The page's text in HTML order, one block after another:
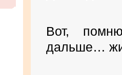
Вот,
дальше…